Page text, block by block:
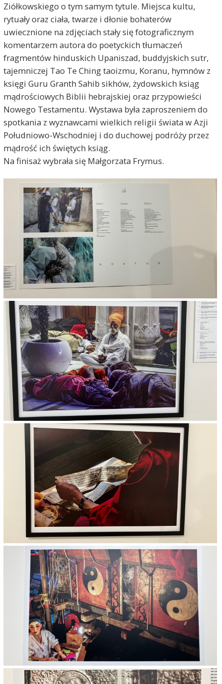
Ziółkowskiego o tym samym tytule. Miejsca kultu,
rytuały oraz ciała, twarze i dłonie bohaterów
uwiecznione na zdjęciach stały się fotograficznym
komentarzem autora do poetyckich tłumaczeń
fragmentów hinduskich Upaniszad, buddyjskich sutr,
tajemniczej Tao Te Ching taoizmu, Koranu, hymnów z
księgi Guru Granth Sahib sikhów, żydowskich ksiąg
mądrościowych Biblii hebrajskiej oraz przypowieści
Nowego Testamentu. Wystawa była zaproszeniem do
spotkania z wyznawcami wielkich religii świata w Azji
Południowo-Wschodniej i do duchowej podróży przez
mądrość ich świętych ksiąg.
Na finisaż wybrała się Małgorzata Frymus.